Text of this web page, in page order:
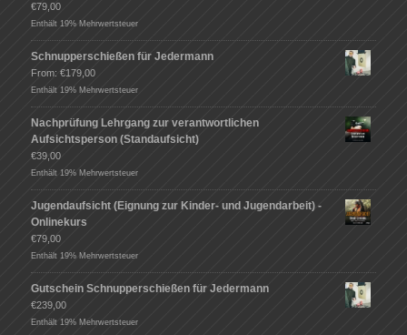
€79,00
Enthält 19% Mehrwertsteuer
Schnupperschießen für Jedermann
From: €179,00
Enthält 19% Mehrwertsteuer
Nachprüfung Lehrgang zur verantwortlichen
Aufsichtsperson (Standaufsicht)
€39,00
Enthält 19% Mehrwertsteuer
Jugendaufsicht (Eignung zur Kinder- und Jugendarbeit) -
Onlinekurs
€79,00
Enthält 19% Mehrwertsteuer
Gutschein Schnupperschießen für Jedermann
€239,00
Enthält 19% Mehrwertsteuer